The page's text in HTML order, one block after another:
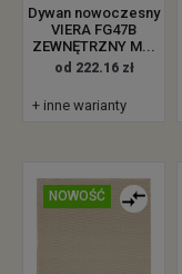
Dywan nowoczesny
VIERA FG47B
ZEWNĘTRZNY M...
od 222.16 zł
+ inne warianty
NOWOŚĆ